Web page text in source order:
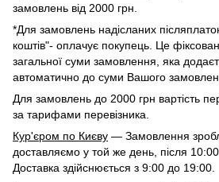
замовлень від 2000 грн.
*Для замовлень надісланих
коштів"- оплачує покупець. Це
загальної суми замовлення, яка
автоматично до суми Вашого
Для замовлень до 2000 грн вартість
за тарифами перевізника.
Кур'єром по Києву — Замовлення
доставляємо у той же день, після
Доставка здійснюється з 9:00 до 19:00.